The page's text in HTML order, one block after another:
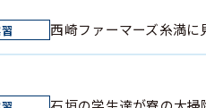
西崎ファーマーズ糸満に